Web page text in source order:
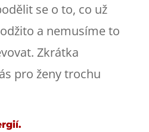
se o to, co už
a nemusíme to
Zkrátka
pro ženy trochu